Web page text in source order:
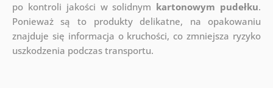
po kontroli jakości w solidnym kartonowym pudełku.
Ponieważ są to produkty delikatne, na opakowaniu
znajduje się informacja o kruchości, co zmniejsza ryzyko
uszkodzenia podczas transportu.